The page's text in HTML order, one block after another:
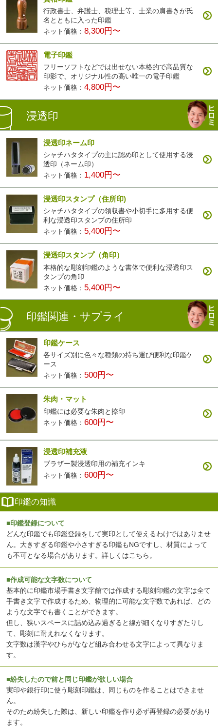
行政書士、弁護士、税理士等、士業の肩書きが氏
名とともに入った印鑑
ネット価格：8,300円〜
電子印鑑
フリーソフトなどでは出せない本格的で高品質な
印影で、オリジナル性の高い唯一の電子印鑑
ネット価格：4,800円〜
浸透印
浸透印ネーム印
シャチハタタイプの主に認め印として使用する浸
透印（ネーム印）
ネット価格： 1,400円〜
浸透印スタンプ（住所印)
シャチハタタイプの領収書や小切手に多用する便
利な浸透印スタンプの住所印
ネット価格： 5,400円〜
浸透印スタンプ（角印）
本格的な彫刻印鑑のような書体で便利な浸透印ス
タンプの角印
ネット価格： 5,400円〜
印鑑関連・サプライ
印鑑ケース
各サイズ別に色々な種類の持ち運び便利な印鑑ケ
ース
ネット価格： 500円〜
朱肉・マット
印鑑には必要な朱肉と捺印
ネット価格：600円〜
浸透印補充液
ブラザー製浸透印用の補充インキ
ネット価格：600円〜
印鑑の知識
■印鑑登録について
どんな印鑑でも印鑑登録をして実印として使えるわけではありませ
ん。大きすぎる印鑑や小さすぎる印鑑もNGですし、材質によって
も不可となる場合があります。詳しくはこちら 。
■作成可能な文字数について
基本的に印鑑市場手書き文字館では作成する彫刻印鑑の文字は全て
手書き文字で作成するため、物理的に可能な文字数であれば、どの
ような文字でも書くことができます。
但し、狭いスペースに詰め込み過ぎると線が細くなりすぎたりし
て、彫刻に耐えれなくなります。
文字数は漢字やひらがななど組み合わせる文字によって異なりま
す。
■紛失したので前と同じ印鑑が欲しい場合
実印や銀行印に使う彫刻印鑑は、同じものを作ることはできませ
ん。
そのため紛失した際は、新しい印鑑を作り必ず再登録の必要があり
ます。